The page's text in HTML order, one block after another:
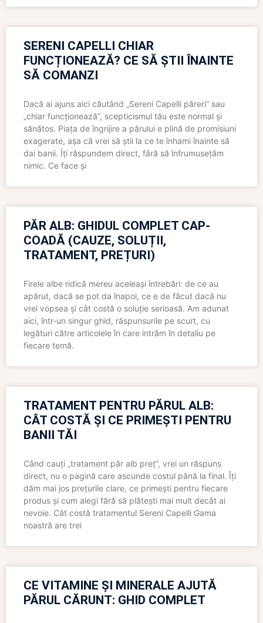
SERENI CAPELLI CHIAR
FUNCȚIONEAZĂ? CE SĂ ȘTII ÎNAINTE
SĂ COMANZI
Dacă ai ajuns aici căutând „Sereni Capelli păreri” sau
„chiar funcționează”, scepticismul tău este normal și
sănătos. Piața de îngrijire a părului e plină de promisiuni
exagerate, așa că vrei să știi la ce te înhami înainte să
dai banii. Îți răspundem direct, fără să înfrumusețăm
nimic. Ce face și
PĂR ALB: GHIDUL COMPLET CAP-
COADĂ (CAUZE, SOLUȚII,
TRATAMENT, PREȚURI)
Firele albe ridică mereu aceleași întrebări: de ce au
apărut, dacă se pot da înapoi, ce e de făcut dacă nu
vrei vopsea și cât costă o soluție serioasă. Am adunat
aici, într-un singur ghid, răspunsurile pe scurt, cu
legături către articolele în care intrăm în detaliu pe
fiecare temă.
TRATAMENT PENTRU PĂRUL ALB:
CÂT COSTĂ ȘI CE PRIMEȘTI PENTRU
BANII TĂI
Când cauți „tratament păr alb preț”, vrei un răspuns
direct, nu o pagină care ascunde costul până la final. Îți
dăm mai jos prețurile clare, ce primești pentru fiecare
produs și cum alegi fără să plătești mai mult decât ai
nevoie. Cât costă tratamentul Sereni Capelli Gama
noastră are trei
CE VITAMINE ȘI MINERALE AJUTĂ
PĂRUL CĂRUNT: GHID COMPLET